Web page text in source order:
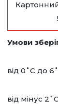
Умови
від 0˚С до
від мінус